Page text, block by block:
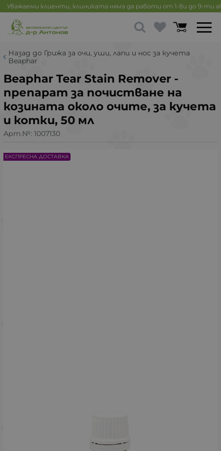
Уважаеми клиенти, клиниката няма да работи от 1-ви до 9-ти
Назад до Грижа за очи, уши, лапи и нос за кучета
Beaphar
Beaphar Tear Stain Remover -
препарат за почистване на
козината около очите, за кучета
и котки, 50 мл
Арт.№: 1007130
ЕКСПРЕСНА ДОСТАВКА